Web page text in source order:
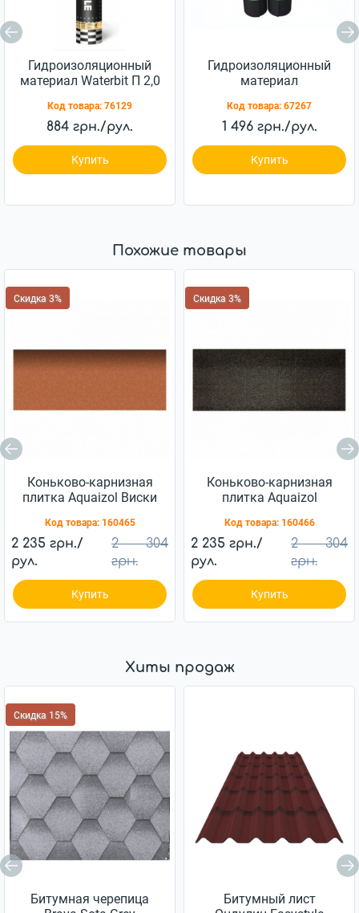
Гидроизоляционный
материал Waterbit П 2,0
Код товара: 76129
884 грн./рул.
Купить
Гидроизоляционный
материал
Код товара: 67267
1 496 грн./рул.
Купить
Похожие товары
Скидка 3%
Коньково-карнизная
плитка Aquaizol Виски
Код товара: 160465
2 235 грн./
рул.
2 304
грн.
Купить
Скидка 3%
Коньково-карнизная
плитка Aquaizol
Код товара: 160466
2 235 грн./
рул.
2 304
грн.
Купить
Хиты продаж
Скидка 15%
Битумная черепица
Битумный лист